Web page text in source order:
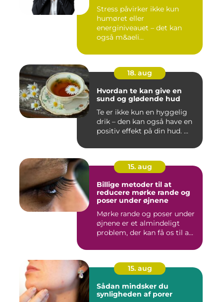
Stress påvirker ikke kun
humøret eller
energiniveauet – det kan
også m&aeli...
18. aug
Hvordan te kan give en
sund og glødende hud
Te er ikke kun en hyggelig
drik – den kan også have en
positiv effekt på din hud. ...
15. aug
Billige metoder til at
reducere mørke rande og
poser under øjnene
Mørke rande og poser under
øjnene er et almindeligt
problem, der kan få os til a...
15. aug
Sådan mindsker du
synligheden af porer